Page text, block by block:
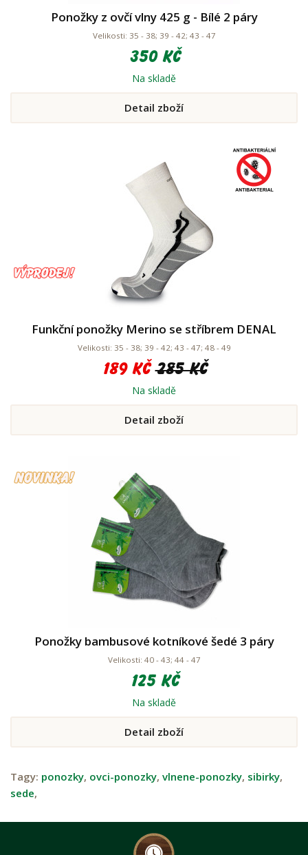
Ponožky z ovčí vlny 425 g - Bílé 2 páry
Velikosti: 35 - 38; 39 - 42; 43 - 47
350 Kč
Na skladě
Detail zboží
Funkční ponožky Merino se stříbrem DENAL
Velikosti: 35 - 38; 39 - 42; 43 - 47; 48 - 49
189 Kč 285 Kč
Na skladě
Detail zboží
Ponožky bambusové kotníkové šedé 3 páry
Velikosti: 40 - 43; 44 - 47
125 Kč
Na skladě
Detail zboží
Tagy: ponozky, ovci-ponozky, vlnene-ponozky, sibirky,
sede,